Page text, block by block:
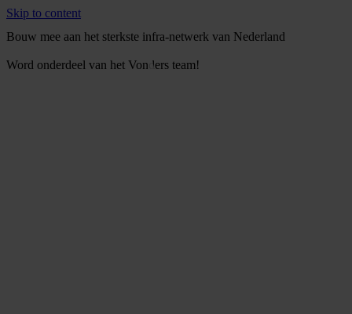
Skip to content
Bouw mee aan het sterkste infra-netwerk van Nederland
Word onderdeel van het Vonders team!